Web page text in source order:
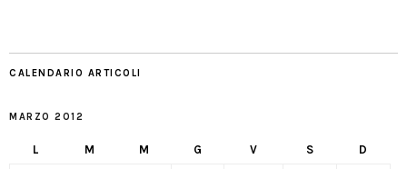
CALENDARIO ARTICOLI
MARZO 2012
L M M G V S D